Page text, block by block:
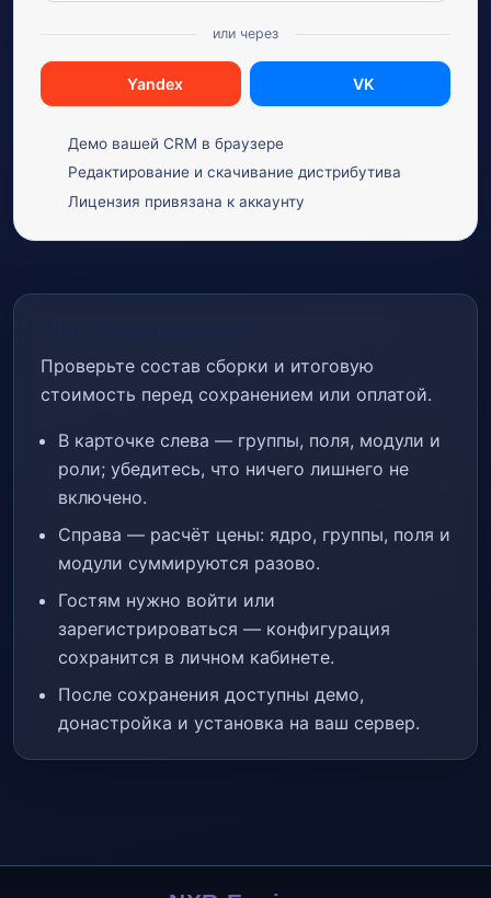
или через
Yandex VK
Демо вашей CRM в браузере
Редактирование и скачивание дистрибутива
Лицензия привязана к аккаунту
Проверьте состав сборки и итоговую
стоимость перед сохранением или оплатой.
В карточке слева — группы, поля, модули и
роли; убедитесь, что ничего лишнего не
включено.
Справа — расчёт цены: ядро, группы, поля и
модули суммируются разово.
Гостям нужно войти или
зарегистрироваться — конфигурация
сохранится в личном кабинете.
После сохранения доступны демо,
донастройка и установка на ваш сервер.